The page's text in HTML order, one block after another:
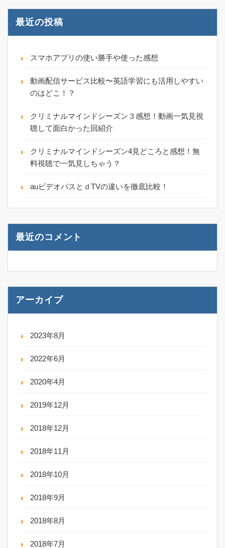
最近の投稿
スマホアプリの使い勝手や使った感想
動画配信サービス比較〜英語学習にも活用しやすい
のはどこ！？
クリミナルマインドシーズン３感想！動画一気見視
聴して面白かった回紹介
クリミナルマインドシーズン4見どころと感想！無
料視聴で一気見しちゃう？
auビデオパスとｄTVの違いを徹底比較！
最近のコメント
アーカイブ
2023年8月
2022年6月
2020年4月
2019年12月
2018年12月
2018年11月
2018年10月
2018年9月
2018年8月
2018年7月